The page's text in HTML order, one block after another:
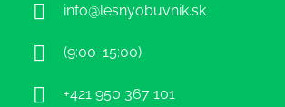
info@lesnyobuvnik.sk
(9:00-15:00)
+421 950 367 101